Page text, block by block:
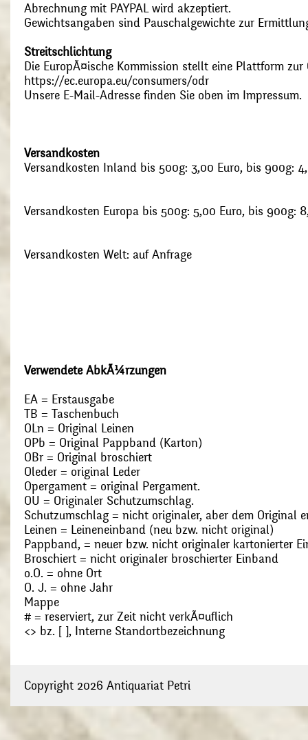
Abrechnung mit PAYPAL wird akzeptiert.
Gewichtsangaben sind Pauschalgewichte zur
Streitschlichtung
Die EuropÃ¤ische Kommission stellt eine Plattform
https://ec.europa.eu/consumers/odr
Unsere E-Mail-Adresse finden Sie oben im Impressum.
Versandkosten
Versandkosten Inland bis 500g: 3,00 Euro, bis 900g:
Versandkosten Europa bis 500g: 5,00 Euro, bis 900g:
Versandkosten Welt: auf Anfrage
Verwendete AbkÃ¼rzungen
EA = Erstausgabe
TB = Taschenbuch
OLn = Original Leinen
OPb = Original Pappband (Karton)
OBr = Original broschiert
Oleder = original Leder
Opergament = original Pergament.
OU = Originaler Schutzumschlag.
Schutzumschlag = nicht originaler, aber dem Original
Leinen = Leineneinband (neu bzw. nicht original)
Pappband, = neuer bzw. nicht originaler kartonierter
Broschiert = nicht originaler broschierter Einband
o.O. = ohne Ort
O. J. = ohne Jahr
Mappe
# = reserviert, zur Zeit nicht verkÃ¤uflich
<> bz. [ ], Interne Standortbezeichnung
Copyright 2026 Antiquariat Petri